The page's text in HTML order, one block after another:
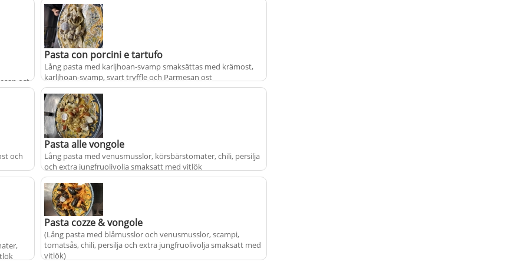
+ fr.från205 kr
ost
Pasta con porcini e tartufo
Lång pasta med karljhoan-svamp smaksättas med krämost,
karljhoan-svamp, svart tryffle och Parmesan ost
+ fr.från215 kr
och
Pasta alle vongole
Lång pasta med venusmusslor, körsbärstomater, chili, persilja
och extra jungfruolivolja smaksatt med vitlök
+ fr.från215 kr
Pasta cozze & vongole
(Lång pasta med blåmusslor och venusmusslor, scampi,
tomatsås, chili, persilja och extra jungfruolivolja smaksatt med
vitlök)